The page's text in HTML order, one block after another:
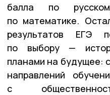
балла по
по математике.
результатов ЕГЭ
по выбору —
планами на будущее:
направлений
с